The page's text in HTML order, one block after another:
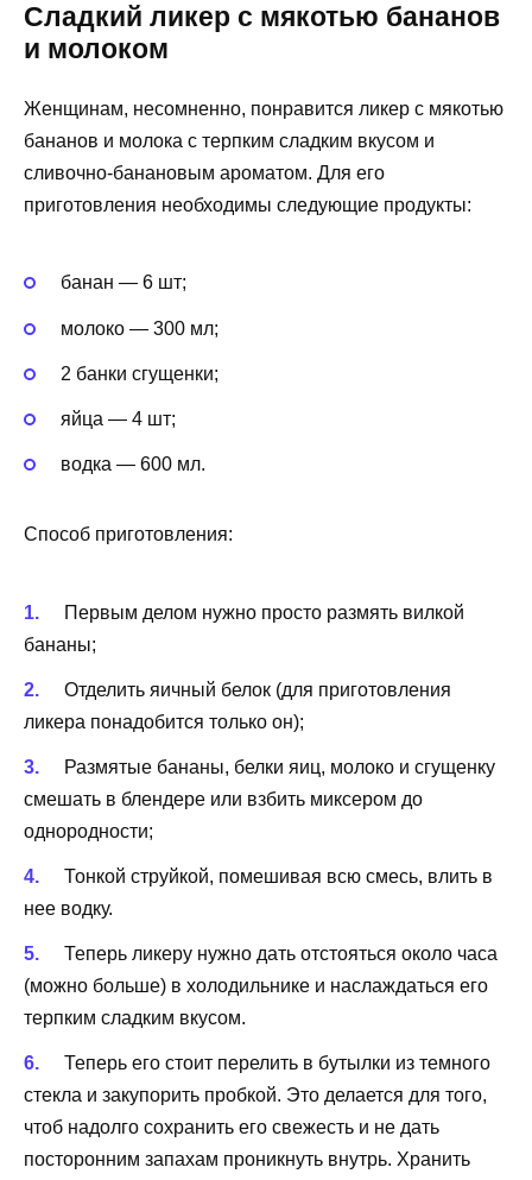
Сладкий ликер с мякотью бананов
и молоком
Женщинам, несомненно, понравится ликер с мякотью
бананов и молока с терпким сладким вкусом и
сливочно-банановым ароматом. Для его
приготовления необходимы следующие продукты:
банан — 6 шт;
молоко — 300 мл;
2 банки сгущенки;
яйца — 4 шт;
водка — 600 мл.
Способ приготовления:
Первым делом нужно просто размять вилкой
бананы;
Отделить яичный белок (для приготовления
ликера понадобится только он);
Размятые бананы, белки яиц, молоко и сгущенку
смешать в блендере или взбить миксером до
однородности;
Тонкой струйкой, помешивая всю смесь, влить в
нее водку.
Теперь ликеру нужно дать отстояться около часа
(можно больше) в холодильнике и наслаждаться его
терпким сладким вкусом.
Теперь его стоит перелить в бутылки из темного
стекла и закупорить пробкой. Это делается для того,
чтоб надолго сохранить его свежесть и не дать
посторонним запахам проникнуть внутрь. Хранить